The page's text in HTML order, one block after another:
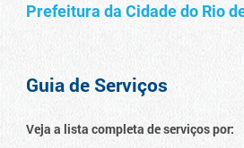
Prefeitura da Cidade do Rio
Guia de Serviços
Veja a lista completa de serviços por: